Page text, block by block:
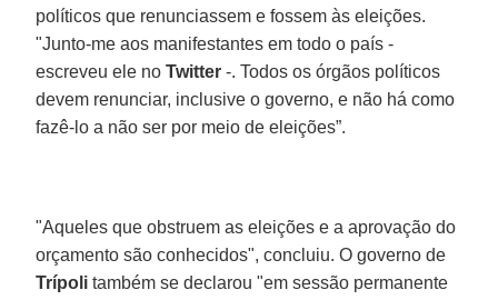
políticos que renunciassem e fossem às eleições.
"Junto-me aos manifestantes em todo o país -
escreveu ele noTwitter -. Todos os órgãos políticos
devem renunciar, inclusive o governo, e não há como
fazê-lo a não ser por meio de eleições”.
"Aqueles que obstruem as eleições e a aprovação do
orçamento são conhecidos", concluiu. O governo de
Trípoli também se declarou "em sessão permanente